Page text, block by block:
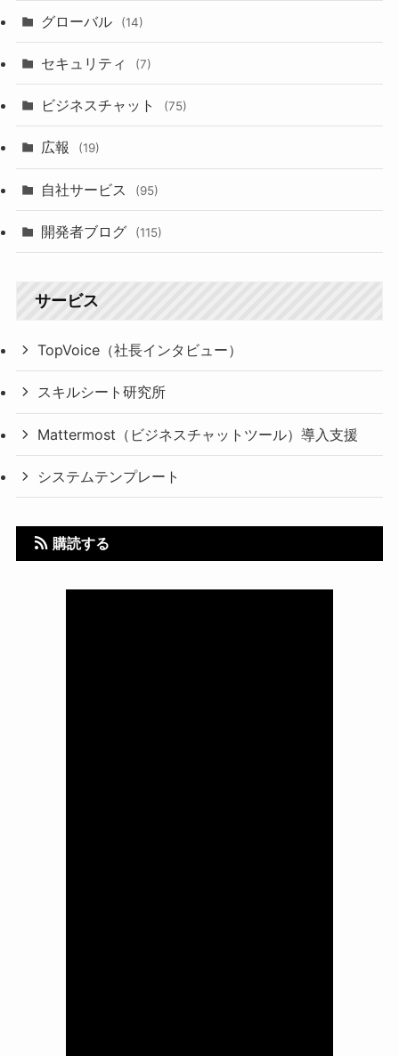
グローバル (14)
セキュリティ (7)
ビジネスチャット (75)
広報 (19)
自社サービス (95)
開発者ブログ (115)
サービス
TopVoice（社長インタビュー）
スキルシート研究所
Mattermost（ビジネスチャットツール）導入支援
システムテンプレート
購読する